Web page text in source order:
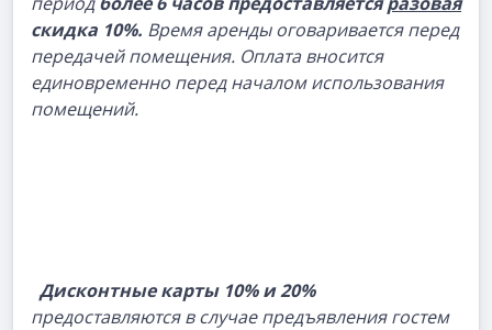
скидка 10%. Время аренды оговаривается перед
передачей помещения. Оплата вносится
единовременно перед началом использования
помещений.
Дисконтные карты 10% и 20%
предоставляются в случае предъявления гостем